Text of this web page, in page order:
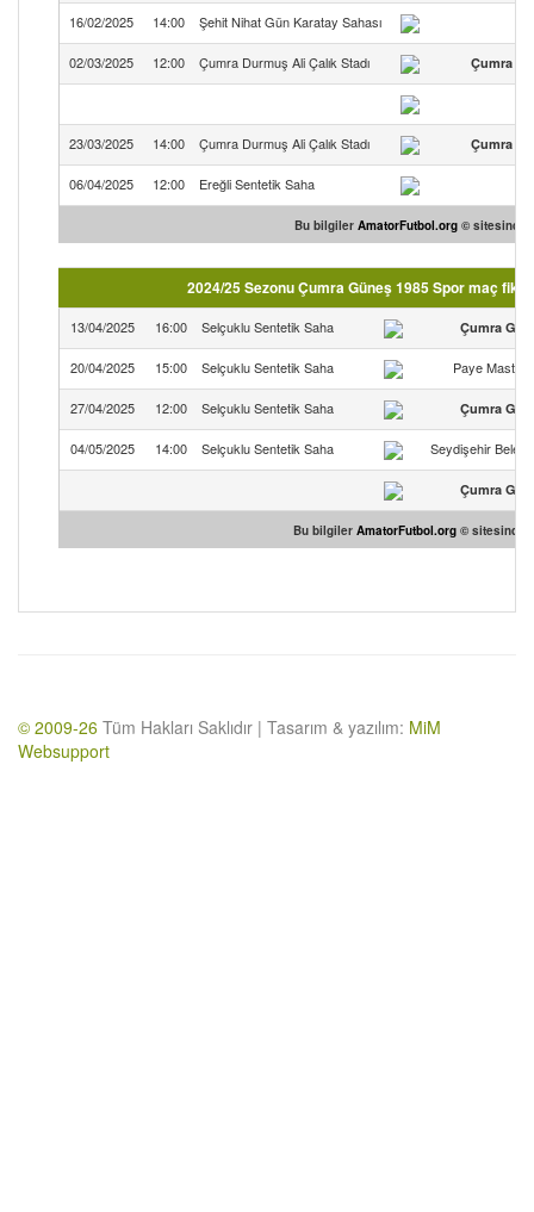
16/02/2025 14:00 Şehit Nihat Gün Karatay Sahası
02/03/2025 12:00 Çumra Durmuş Ali Çalık Stadı Çumra
23/03/2025 14:00 Çumra Durmuş Ali Çalık Stadı Çumra
06/04/2025 12:00 Ereğli Sentetik Saha
Bu bilgiler AmatorFutbol.org©
2024/25 Sezonu Çumra Güneş 1985 Spor maç
13/04/2025 16:00 Selçuklu Sentetik Saha Çumra
20/04/2025 15:00 Selçuklu Sentetik Saha Paye
27/04/2025 12:00 Selçuklu Sentetik Saha Çumra
04/05/2025 14:00 Selçuklu Sentetik Saha Seydişehir
Çumra
Bu bilgiler AmatorFutbol.org ©
© 2009-26 Tüm Hakları Saklıdır | Tasarım & yazılım: MiM
Websupport